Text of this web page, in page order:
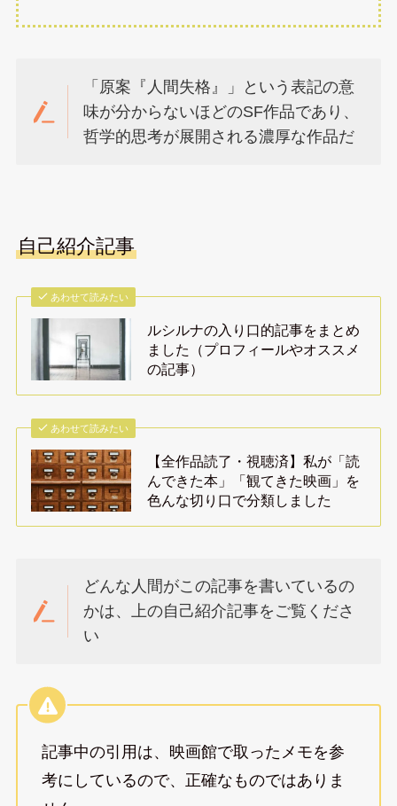
「原案『人間失格』」という表記の意
味が分からないほどのSF作品であり、
哲学的思考が展開される濃厚な作品だ
自己紹介記事
あわせて読みたい
ルシルナの入り口的記事をまとめ
ました（プロフィールやオススメ
の記事）
あわせて読みたい
【全作品読了・視聴済】私が「読
んできた本」「観てきた映画」を
色んな切り口で分類しました
どんな人間がこの記事を書いているの
かは、上の自己紹介記事をご覧くださ
い
記事中の引用は、映画館で取ったメモを参
考にしているので、正確なものではありま